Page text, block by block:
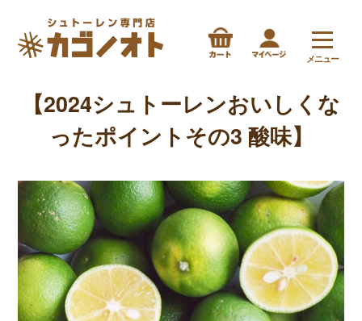
メニュー
【2024シュトーレンおいしくな
ったポイントその3 酸味】